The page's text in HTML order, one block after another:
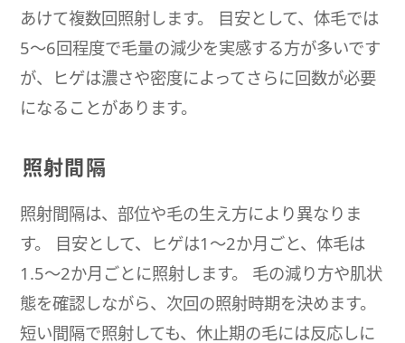
あけて複数回照射します。 目安として、体毛では
5〜6回程度で毛量の減少を実感する方が多いです
が、ヒゲは濃さや密度によってさらに回数が必要
になることがあります。
照射間隔
照射間隔は、部位や毛の生え方により異なりま
す。 目安として、ヒゲは1〜2か月ごと、体毛は
1.5〜2か月ごとに照射します。 毛の減り方や肌状
態を確認しながら、次回の照射時期を決めます。
短い間隔で照射しても、休止期の毛には反応しに